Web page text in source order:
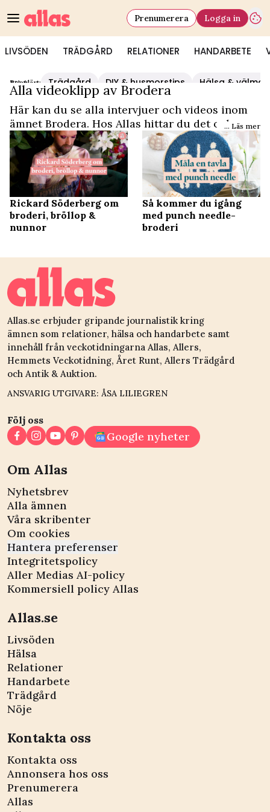
LIVSÖDEN TRÄDGÅRD RELATIONER HANDARBETE
Prenumerera Logga in
Populärt: Trädgård DIY & husmorstips Hälsa &
Video Start/Brodera
Alla videoklipp av Brodera
Här kan du se alla intervjuer och videos inom
ämnet Brodera. Hos Allas hittar du det och
mycket mer.
... Läs mer
Rickard Söderberg om
broderi, bröllop &
nunnor
Så kommer du igång
med punch needle-
broderi
Allas.se erbjuder gripande journalistik kring
ämnen som relationer, hälsa och handarbete samt
innehåll från veckotidningarna Allas, Allers,
Hemmets Veckotidning, Året Runt, Allers Trädgård
och Antik & Auktion.
ANSVARIG UTGIVARE: ÅSA LILIEGREN
Följ oss
Google nyheter
Om Allas
Nyhetsbrev
Alla ämnen
Våra skribenter
Om cookies
Hantera preferenser
Integritetspolicy
Aller Medias AI-policy
Kommersiell policy Allas
Allas.se
Livsöden
Hälsa
Relationer
Handarbete
Trädgård
Nöje
Kontakta oss
Kontakta oss
Annonsera hos oss
Prenumerera
Allas